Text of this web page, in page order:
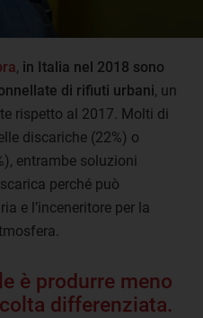
, in Italia nel 2018 sono
di rifiuti urbani, un
rispetto al 2017. Molti di
discariche (22%) o
entrambe soluzioni
perché può
e l’inceneritore per la
è produrre meno
differenziata.